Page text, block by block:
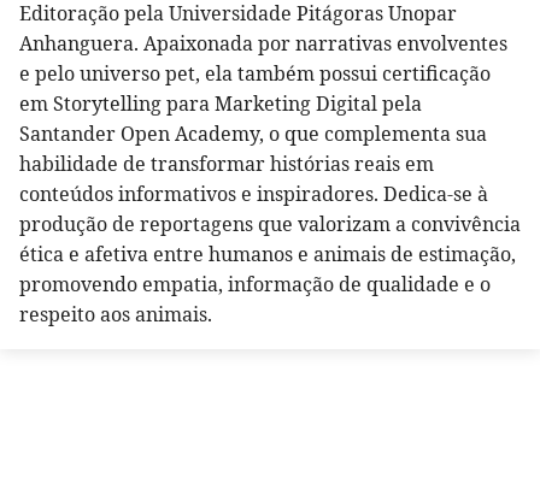
Editoração pela Universidade Pitágoras Unopar
Anhanguera. Apaixonada por narrativas envolventes
e pelo universo pet, ela também possui certificação
em Storytelling para Marketing Digital pela
Santander Open Academy, o que complementa sua
habilidade de transformar histórias reais em
conteúdos informativos e inspiradores. Dedica-se à
produção de reportagens que valorizam a convivência
ética e afetiva entre humanos e animais de estimação,
promovendo empatia, informação de qualidade e o
respeito aos animais.